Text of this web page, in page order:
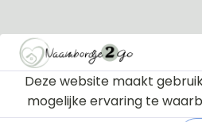
Deze website maakt
mogelijke ervaring te